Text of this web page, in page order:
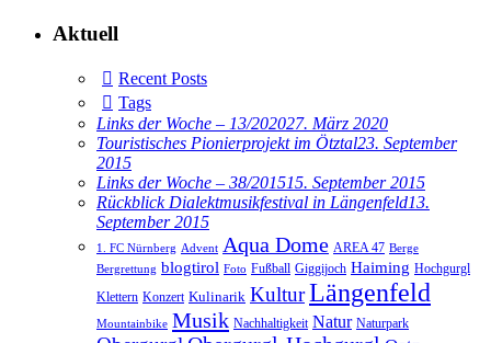
Aktuell
Recent Posts
Tags
Links der Woche – 13/202027. März 2020
Touristisches Pionierprojekt im Ötztal23. September
2015
Links der Woche – 38/201515. September 2015
Rückblick Dialektmusikfestival in Längenfeld13.
September 2015
1. FC Nürnberg Advent Aqua Dome AREA 47 Berge
Bergrettung blogtirol Foto Fußball Giggijoch Haiming Hochgurgl
Klettern Konzert Kulinarik KulturLängenfeld
Mountainbike Musik Nachhaltigkeit Natur Naturpark